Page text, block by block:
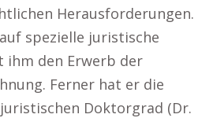
Herausforderungen.
spezielle juristische
ihm den Erwerb der
Ferner hat er die
Doktorgrad (Dr.